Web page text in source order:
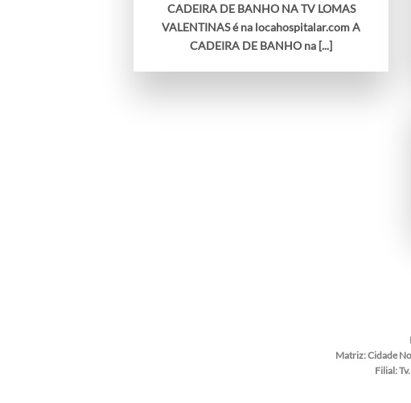
CADEIRA DE BANHO NA TV LOMAS
VALENTINAS é na locahospitalar.com A
CADEIRA DE BANHO na [...]
Matriz:Cidade
Filial: